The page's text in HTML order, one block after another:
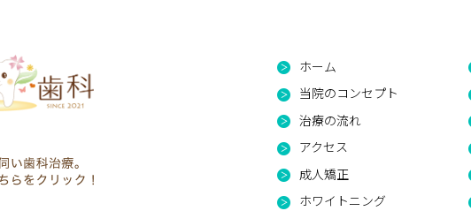
ホーム
当院のコンセプト
治療の流れ
アクセス
成人矯正
ホワイトニング